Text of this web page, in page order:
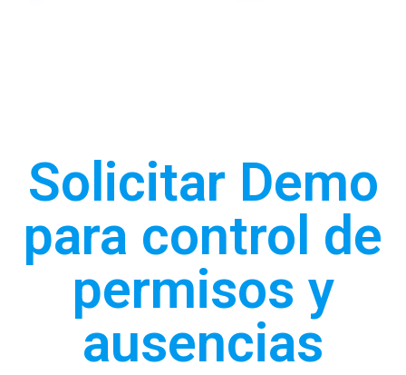
Solicitar Demo
para control de
permisos y
ausencias​